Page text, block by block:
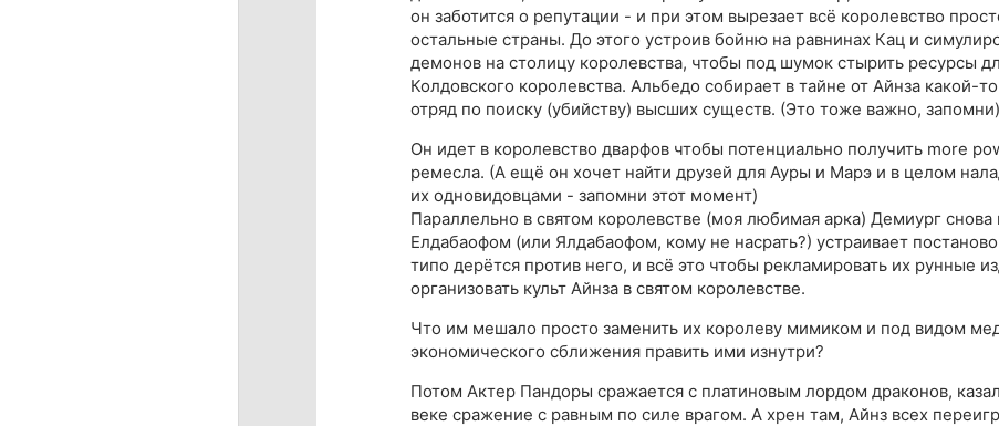
он заботится о репутации - и при этом вырезает всё королевство
остальные страны. До этого устроив бойню на равнинах Кац и
демонов на столицу королевства, чтобы под шумок стырить ресурсы
Колдовского королевства. Альбедо собирает в тайне от Айнза какой-
отряд по поиску (убийству) высших существ. (Это тоже важно, запомни)
Он идет в королевство дварфов чтобы потенциально получить more
ремесла. (А ещё он хочет найти друзей для Ауры и Марэ и в целом
их одновидовцами - запомни этот момент)
Параллельно в святом королевстве (моя любимая арка) Демиург снова
Елдабаофом (или Ялдабаофом, кому не насрать?) устраивает
типо дерётся против него, и всё это чтобы рекламировать их рунные
организовать культ Айнза в святом королевстве.
Что им мешало просто заменить их королеву мимиком и под видом
экономического сближения править ими изнутри?
Потом Актер Пандоры сражается с платиновым лордом драконов,
веке сражение с равным по силе врагом. А хрен там, Айнз всех